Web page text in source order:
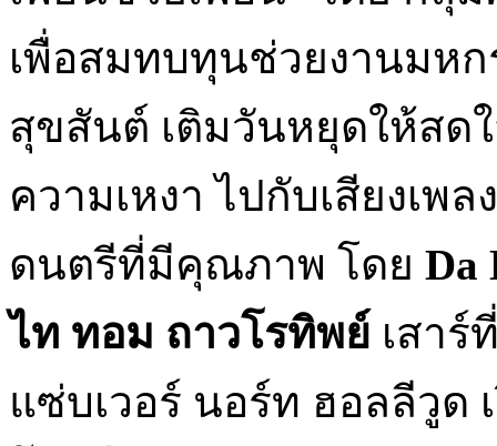
เพื่อสมทบทุนช่วยงานมห
สุขสันต์ เติมวันหยุดให้สด
ความเหงา ไปกับเสียงเพล
ดนตรีที่มีคุณภาพ โดย Da
ไท ทอม ถาวโรทิพย์ เสาร์
แซ่บเวอร์ นอร์ท ฮอลลีวูด